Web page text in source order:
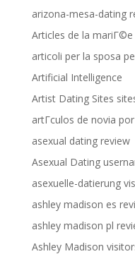
arizona-mesa-dating
Articles de la
articoli per la sposa
Artificial Intelligence
Artist Dating Sites
artГ­culos de novia
asexual dating review
Asexual Dating
asexuelle-datierung
ashley madison es
ashley madison pl
Ashley Madison